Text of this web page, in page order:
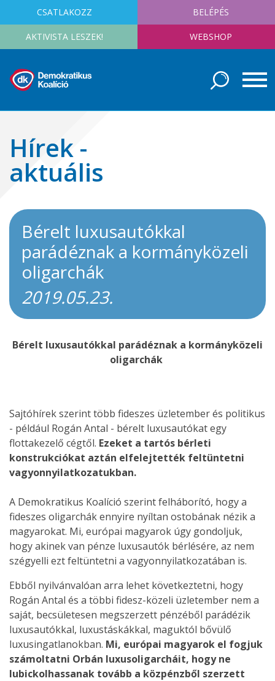
CSATLAKOZZ BELÉPÉS
AKTIVISTA LESZEK! WEBSHOP
Hírek -
aktuális
Bérelt luxusautókkal
parádéznak a kormányközeli
oligarchák
2019.05.23.
Bérelt luxusautókkal parádéznak a kormányközeli
oligarchák
Sajtóhírek szerint több fideszes üzletember és politikus
- például Rogán Antal - bérelt luxusautókat egy
flottakezelő cégtől. Ezeket a tartós bérleti
konstrukciókat aztán elfelejtették feltüntetni
vagyonnyilatkozatukban.
A Demokratikus Koalíció szerint felháborító, hogy a
fideszes oligarchák ennyire nyíltan ostobának nézik a
magyarokat. Mi, európai magyarok úgy gondoljuk,
hogy akinek van pénze luxusautók bérlésére, az nem
szégyelli ezt feltüntetni a vagyonnyilatkozatában is.
Ebből nyilvánvalóan arra lehet következtetni, hogy
Rogán Antal és a többi fidesz-közeli üzletember nem a
saját, becsületesen megszerzett pénzéből parádézik
luxusautókkal, luxustáskákkal, maguktól bővülő
luxusingatlanokban. Mi, európai magyarok el fogjuk
számoltatni Orbán luxusoligarcháit, hogy ne
lubickolhassanak tovább a közpénzből szerzett